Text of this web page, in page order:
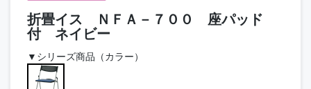
折畳イス ＮＦＡ－７００ 座パッド
付 ネイビー
▼シリーズ商品（カラー）